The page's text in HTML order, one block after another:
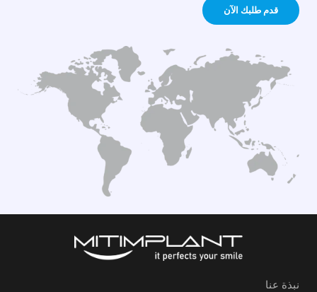
قدم طلبك الآن
نبذة عنا